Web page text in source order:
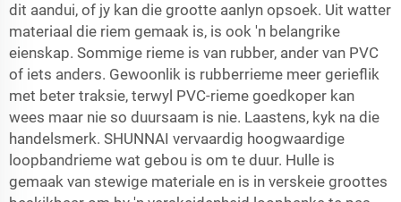
dit aandui, of jy kan die grootte aanlyn opsoek. Uit watter
materiaal die riem gemaak is, is ook 'n belangrike
eienskap. Sommige rieme is van rubber, ander van PVC
of iets anders. Gewoonlik is rubberrieme meer gerieflik
met beter traksie, terwyl PVC-rieme goedkoper kan
wees maar nie so duursaam is nie. Laastens, kyk na die
handelsmerk. SHUNNAI vervaardig hoogwaardige
loopbandrieme wat gebou is om te duur. Hulle is
gemaak van stewige materiale en is in verskeie groottes